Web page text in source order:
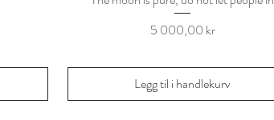
Pris
5 000,00 kr
Legg til i handlekurv